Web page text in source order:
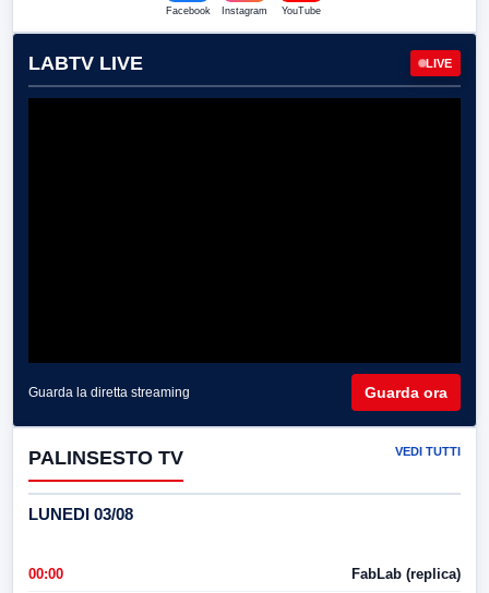
Facebook Instagram YouTube
LABTV LIVE LIVE
Guarda la diretta streaming Guarda ora
PALINSESTO TV VEDI TUTTI
LUNEDI 03/08
00:00 FabLab (replica)